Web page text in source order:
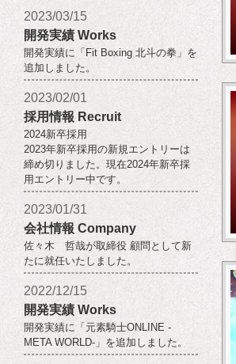
2023/03/15
開発実績 Works
開発実績に「Fit Boxing 北斗の拳」を
追加しました。
2023/02/01
採用情報 Recruit
2024新卒採用
2023年新卒採用の新規エントリーは
締め切りました。現在2024年新卒採
用エントリー中です。
2023/01/31
会社情報 Company
佐々木 哲哉が取締役 顧問として新
たに就任いたしました。
2022/12/15
開発実績 Works
開発実績に「元素騎士ONLINE -
META WORLD-」を追加しました。